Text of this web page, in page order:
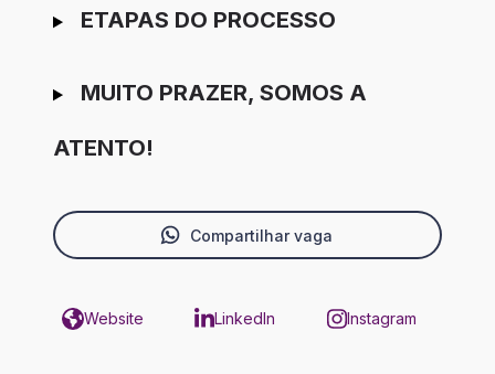
ETAPAS DO PROCESSO
MUITO PRAZER, SOMOS A
ATENTO!
Compartilhar vaga
Website LinkedIn Instagram